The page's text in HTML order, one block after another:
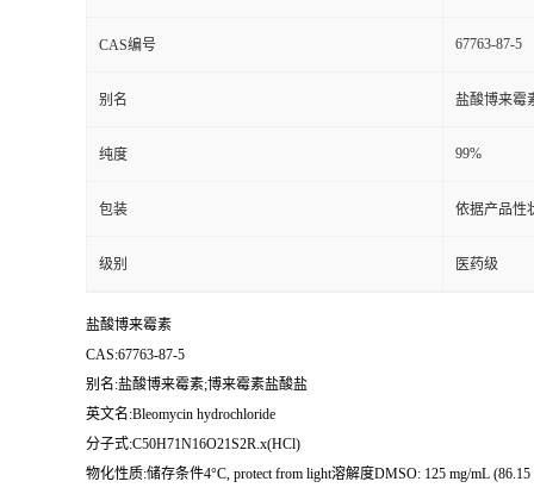
CAS编号 67763-87-5
别名 盐酸博来霉
纯度 99%
包装 依据产品性
级别 医药级
盐酸博来霉素
CAS:67763-87-5
别名:盐酸博来霉素;博来霉素盐酸盐
英文名:Bleomycin hydrochloride
分子式:C50H71N16O21S2R.x(HCl)
物化性质:储存条件4°C, protect from light溶解度DMSO: 125 mg/mL